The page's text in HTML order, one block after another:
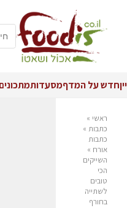
ייןחדש על המדףמסעדות
ראשי »
כתבות »
כתבות
אורח »
השייקים
הכי
טובים
לשתייה
בחורף